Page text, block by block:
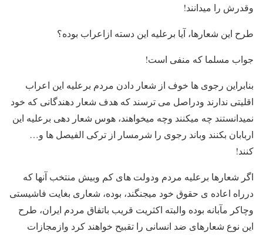
وقدرش را میدانند!
طرح این شعارها، آیا برعلیه این دسته ازاعراب بوده؟
جواب مسلما که منفی است!
بنابراین رجوی ها خوف از شعار دادن مردم برعلیه این اعراب
اقلیتی ندارند ودراصل می ترسند که هدف شعار دهندگانی که خود
نمیدانستند چه میکنند وچه میخواهند، هوس شعار دهی برعلیه این
اربابان بکنند وباند رجوی را شرمسار از ترکی الفیصل ها و…
کنند!
اگر شعارها برعلیه مردم ودولت های کم وبیش منتخب آنها که
درراه اعاده ی حقوق خود میجنگند، بوده، شعاری بغایت فاشیستی
وچاکر مآبانه بوده والبته اکثریت قریب باتفاق مردم ایران، طرح
این نوع شعارهای ضد انسانی را تقبیح خواهند کرد وازمجازات